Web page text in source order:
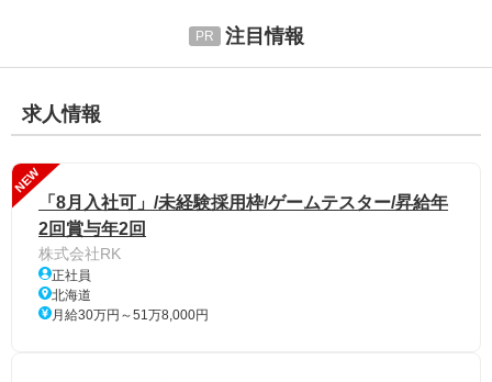
注目情報
求人情報
NEW
「8月入社可」/未経験採用枠/ゲームテスター/昇給年
2回賞与年2回
株式会社RK
正社員
北海道
月給30万円～51万8,000円